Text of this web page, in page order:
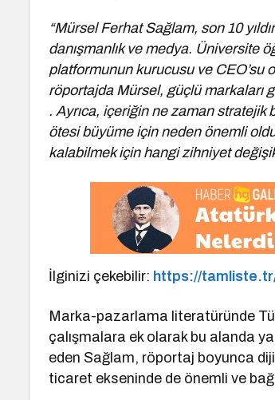
“Mürsel Ferhat Sağlam, son 10
danışmanlık ve medya. Üniversite
platformunun kurucusu ve CEO’su
röportajda Mürsel, güçlü markaları
. Ayrıca, içeriğin ne zaman stratejik
ötesi büyüme için neden önemli
kalabilmek için hangi zihniyet
İlginizi çekebilir: https://
Marka-pazarlama literatüründe
çalışmalara ek olarak bu alanda
eden Sağlam, röportaj boyunca
ticaret ekseninde de önemli ve